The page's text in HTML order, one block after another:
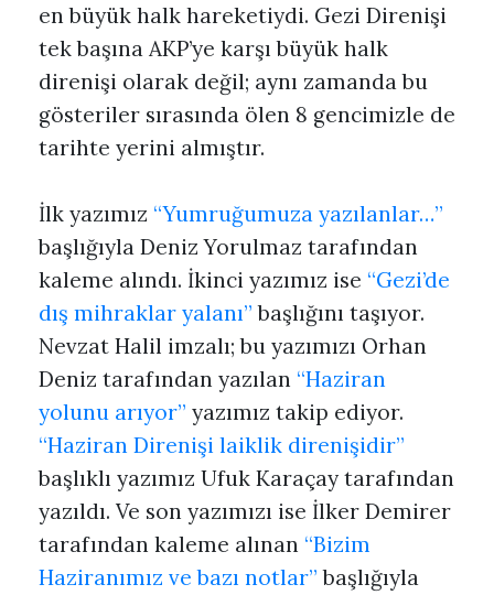
en büyük halk hareketiydi. Gezi Direnişi
tek başına AKP’ye karşı büyük halk
direnişi olarak değil; aynı zamanda bu
gösteriler sırasında ölen 8 gencimizle de
tarihte yerini almıştır.
İlk yazımız “Yumruğumuza yazılanlar…”
başlığıyla Deniz Yorulmaz tarafından
kaleme alındı. İkinci yazımız ise “Gezi’de
dış mihraklar yalanı” başlığını taşıyor.
Nevzat Halil imzalı; bu yazımızı Orhan
Deniz tarafından yazılan “Haziran
yolunu arıyor” yazımız takip ediyor.
“Haziran Direnişi laiklik direnişidir”
başlıklı yazımız Ufuk Karaçay tarafından
yazıldı. Ve son yazımızı ise İlker Demirer
tarafından kaleme alınan “Bizim
Haziranımız ve bazı notlar” başlığıyla